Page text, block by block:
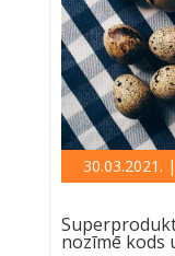
30.03.2021.
nozīmē kods